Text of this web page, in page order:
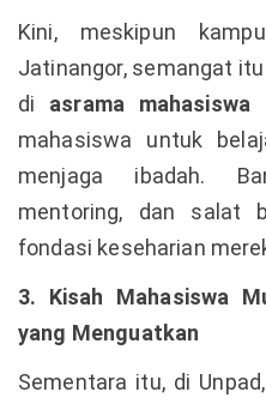
Kini, meskipun
Jatinangor, semangat
di asrama mahasiswa
mahasiswa untuk
menjaga ibadah.
mentoring, dan salat
fondasi keseharian
3. Kisah Mahasiswa
yang Menguatkan
Sementara itu, di